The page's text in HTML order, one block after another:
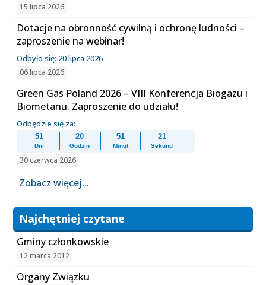
15 lipca 2026
Dotacje na obronność cywilną i ochronę ludności –
zaproszenie na webinar!
Odbyło się: 20 lipca 2026
06 lipca 2026
Green Gas Poland 2026 – VIII Konferencja Biogazu i
Biometanu. Zaproszenie do udziału!
Odbędzie się za:
51
Dni
20
Godzin
51
Minut
21
Sekund
30 czerwca 2026
Zobacz więcej...
Najchętniej czytane
Gminy członkowskie
12 marca 2012
Organy Związku